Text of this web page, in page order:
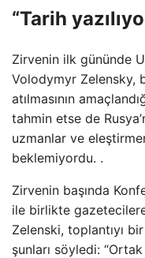
“Tarih
Zirvenin ilk gününde
Volodymyr Zelensky,
atılmasının
tahmin etse de
uzmanlar ve
beklemiyordu. .
Zirvenin başında
ile birlikte
Zelenski, toplantıyı
şunları söyledi: “Ortak